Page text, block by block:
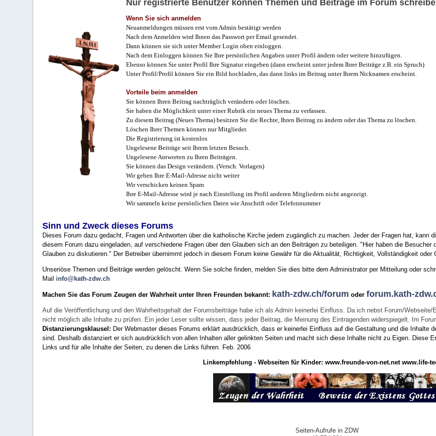
Nur registrierte Benutzer können Themen und Beiträge im Forum
Wenn Sie sich anmelden
Neuanmeldungen müssen erst vom Admin bestätigt werden
Nach dem Anmelden wird Ihnen das Passwort per Email gesendet.
Dann können sie sich unter Member Login oben einloggen.
Nach dem Einloggen können Sie Ihre persönlichen Angaben unter Profil ändern oder weitere hinzufügen.
Ebenso können Sie unter Profil Ihre Signatur eingeben (dann erscheint unter jedem Ihrer Beiträge z.B. ein Spruch)
Unter Profil/Profil können Sie ein Bild hochladen, das dann links im Beitrag unter Ihrem Nicknamen erscheint.
Vorteile beim anmelden
Sie können Ihren Beitrag nachträglich verändern oder löschen.
Sie haben die Möglichkeit unter einer Rubrik ein neues Thema zu verfassen.
Zu diesem Beitrag (Neues Thema) besitzen Sie die Rechte, Ihren Beitrag zu ändern oder das Thema zu löschen.
Löschen Ihrer Themen können nur Mitglieder.
Die Registrierung ist kostenlos
Ungelesene Beiträge seit Ihrem letzten Besuch.
Ungelesene Antworten zu Ihren Beiträgen.
Sie können das Design verändern. (Versch. Vorlagen)
Wir geben Ihre E-Mail-Adresse nicht weiter
Wir verschicken keinen Spam
Ihre E-Mail-Adresse wird je nach Einstellung im Profil anderen Mitgliedern nicht angezeigt.
Wir sammeln keine persönlichen Daten wie Anschrift oder Telefonnummer
Sinn und Zweck dieses Forums
Dieses Forum dazu gedacht, Fragen und Antworten über die katholische Kirche jedem zugänglich zu machen. Jeder der Fragen hat, kann
diesem Forum dazu eingeladen, auf verschiedene Fragen über den Glauben sich an den Beiträgen zu beteiligen. "Hier haben die
Glauben zu diskutieren." Der Betreiber übernimmt jedoch in diesem Forum keine Gewähr für die Aktualität, Richtigkeit, Vollständigkeit
Unseriöse Themen und Beiträge werden gelöscht. Wenn Sie solche finden, melden Sie dies bitte dem Administrator per Mitteilung oder
Mail info@kath-zdw.ch
Machen Sie das Forum Zeugen der Wahrheit unter Ihren Freunden bekannt: kath-zdw.ch/forum oderforum.kath-
Auf die Veröffentlichung und den Wahrheitsgehalt der Forumsbeiträge habe ich als Admin keinerlei Einfluss. Da ich nebst Forum/
nicht möglich alle Inhalte zu prüfen. Ein jeder Leser sollte wissen, dass jeder Beitrag, die Meinung des Eintragenden widerspiegelt. Im
Distanzierungsklausel: Der Webmaster dieses Forums erklärt ausdrücklich, dass er keinerlei Einfluss auf die Gestaltung und die Inhalte
sind. Deshalb distanziert er sich ausdrücklich von allen Inhalten aller gelinkten Seiten und macht sich diese Inhalte nicht zu Eigen. Diese
Links und für alle Inhalte der Seiten, zu denen die Links führen. Feb. 2006
Linkempfehlung - Webseiten für Kinder: www.freunde-von-net.net www.life-
Seiten-Aufrufe in ZDW